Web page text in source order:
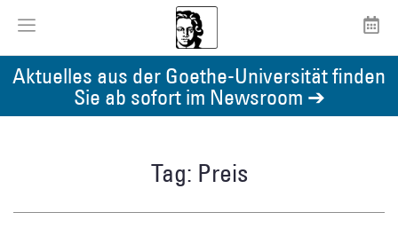
Aktuelles aus der Goethe-Universität finden
Sie ab sofort im Newsroom ➔
Tag: Preis